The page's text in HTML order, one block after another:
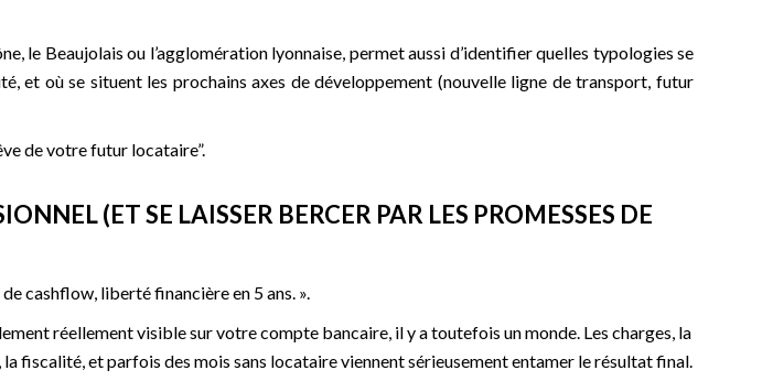
le Beaujolais ou l’agglomération lyonnaise, permet aussi d’identifier quelles typologies se
et où se situent les prochains axes de développement (nouvelle ligne de transport, futur
de votre futur locataire”.
(ET SE LAISSER BERCER PAR LES PROMESSES DE
cashflow, liberté financière en 5 ans. ».
réellement visible sur votre compte bancaire, il y a toutefois un monde. Les charges, la
fiscalité, et parfois des mois sans locataire viennent sérieusement entamer le résultat final.